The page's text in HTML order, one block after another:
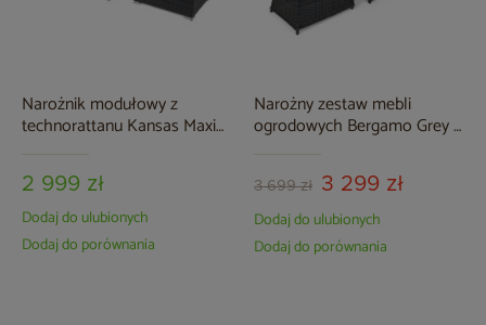
Narożnik modułowy z
technorattanu Kansas Maxi
2 999 zł
Dodaj do ulubionych
Dodaj do porównania
Narożny zestaw mebli
ogrodowych Bergamo Grey /
3 699 zł 3 299 zł
Dodaj do ulubionych
Dodaj do porównania